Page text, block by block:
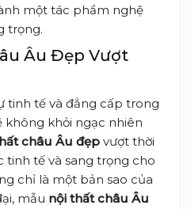
một tác phẩm nghệ
trọng.
Âu Đẹp Vượt
tinh tế và đẳng cấp trong
không khỏi ngạc nhiên
châu Âu đẹp vượt thời
tinh tế và sang trọng cho
chỉ là một bản sao của
mẫu nội thất châu Âu